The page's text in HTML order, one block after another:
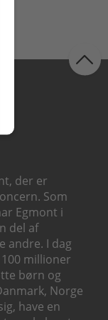
der er
Som
Egmont i
del af
andre. I dag
millioner
børn og
Norge
have en